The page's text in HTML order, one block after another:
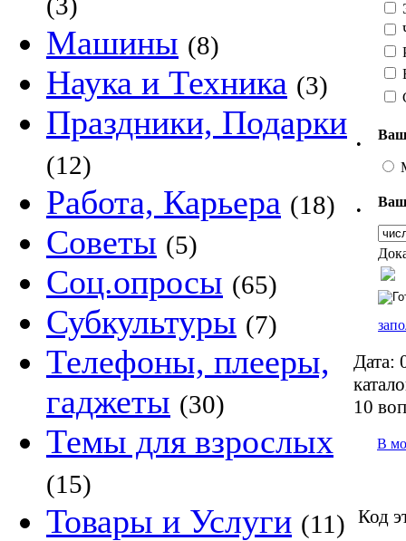
Машины (8)
Наука и Техника (3)
Праздники, Подарки
(12)
Работа, Карьера (18)
Советы (5)
Соц.опросы (65)
Субкультуры (7)
Телефоны, плееры,
гаджеты (30)
Темы для взрослых
(15)
Товары и Услуги (11)
•
•
Ваш
Дата:
10
В
Код